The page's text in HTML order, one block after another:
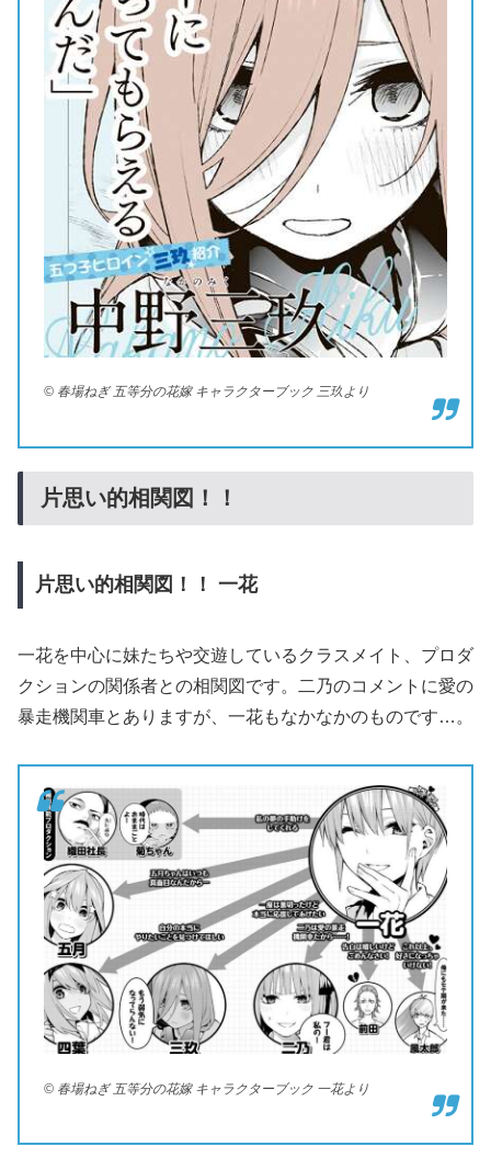
© 春場ねぎ 五等分の花嫁 キャラクターブック 三玖より
片思い的相関図！！
片思い的相関図！！ 一花
一花を中心に妹たちや交遊しているクラスメイト、プロダ
クションの関係者との相関図です。二乃のコメントに愛の
暴走機関車とありますが、一花もなかなかのものです…。
© 春場ねぎ 五等分の花嫁 キャラクターブック 一花より